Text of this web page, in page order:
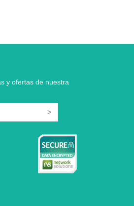
y ofertas de nuestra